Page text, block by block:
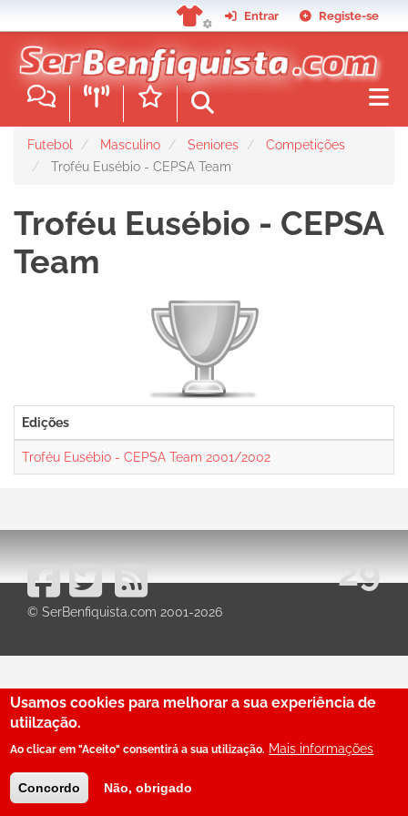
para
conteúdo
principal
Entrar Registe-se
Futebol Masculino Seniores
Competições
Troféu Eusébio - CEPSA Team
Troféu Eusébio - CEPSA
Team
Edições
Troféu Eusébio - CEPSA Team 2001/2002
© SerBenfiquista.com 2001-2026
29
Usamos cookies para melhorar a sua experiência de
utiilzação.
Ao clicar em "Aceito" consentirá a sua utilização. Mais informações
Concordo Não, obrigado